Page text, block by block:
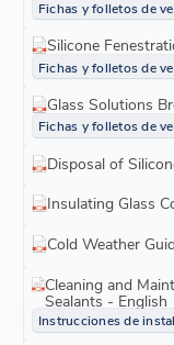
Fichas y folletos de
Silicone
Fichas y folletos de
Glass Solutions
Fichas y folletos de
Disposal of
Insulating Glass
Cold Weather
Cleaning and
Sealants - English
Instrucciones de